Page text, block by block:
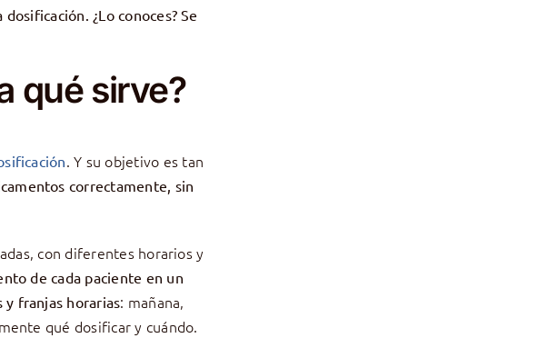
¿Lo conoces? Se
qué sirve?
. Y su objetivo es tan
correctamente, sin
con diferentes horarios y
de cada paciente en un
y franjas horarias: mañana,
qué dosificar y cuándo.